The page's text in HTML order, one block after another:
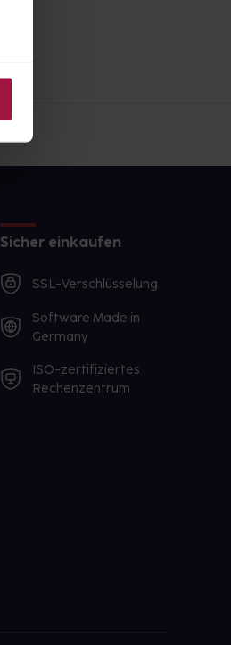
Sicher einkaufen
SSL-Verschlüsselung
Software Made in
Germany
ISO-zertifiziertes
Rechenzentrum